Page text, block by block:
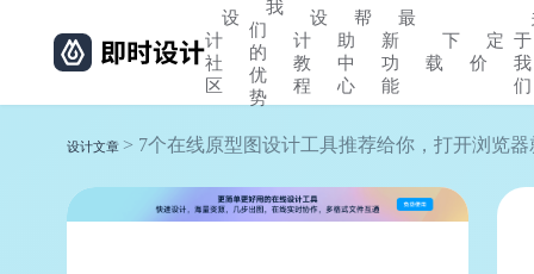
设
计
社
区
我
们
的
优
势
设
计
教
程
帮
助
中
心
最
新
功
能
下
载
定
价
于
我
们
设计文章 > 7个在线原型图设计工具推荐给你，打开浏览